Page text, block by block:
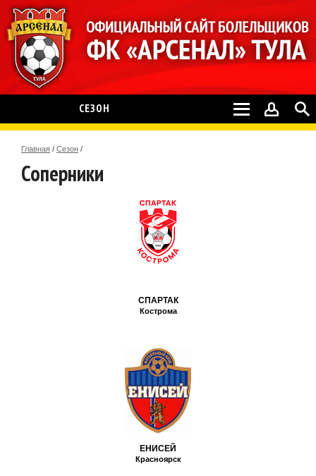
СЕЗОН
Главная / Сезон /
Соперники
СПАРТАК
Кострома
ЕНИСЕЙ
Красноярск